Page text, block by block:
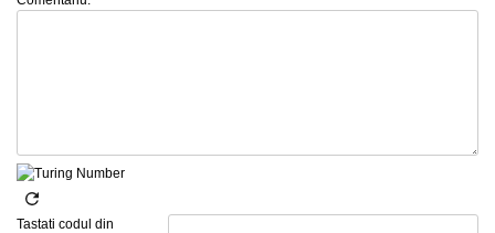
Tastati codul din